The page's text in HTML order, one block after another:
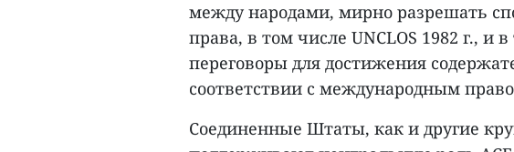
между народами, мирно разрешать
права, в том числе UNCLOS 1982 г., и
переговоры для достижения
соответствии с международным
Соединенные Штаты, как и другие